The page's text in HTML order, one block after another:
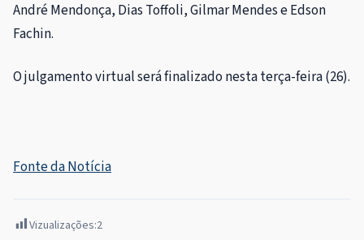
André Mendonça, Dias Toffoli, Gilmar Mendes e Edson
Fachin.
O julgamento virtual será finalizado nesta terça-feira (26).
Fonte da Notícia
Vizualizações:2